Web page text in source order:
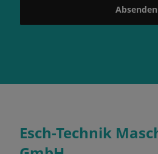
Absenden
Esch-Technik